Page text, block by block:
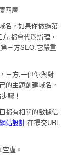
四層
，如果你做過第
.都會代爲辦理，
三方SEO.它嚴重
三方.一但你與對
的主題創建域名，
驟！
都有相關的數據信
站設計.在提交URL
虛。